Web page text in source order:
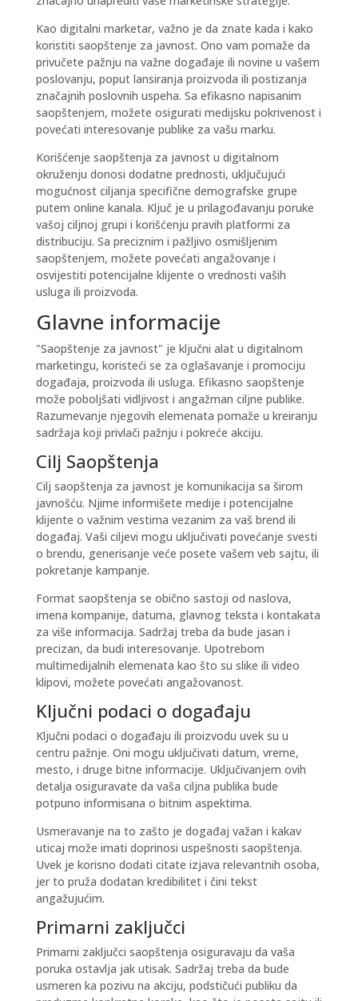
Kao digitalni marketar, važno je da znate kada i kako
koristiti saopštenje za javnost. Ono vam pomaže da
privučete pažnju na važne događaje ili novine u vašem
poslovanju, poput lansiranja proizvoda ili postizanja
značajnih poslovnih uspeha. Sa efikasno napisanim
saopštenjem, možete osigurati medijsku pokrivenost i
povećati interesovanje publike za vašu marku.
Korišćenje saopštenja za javnost u digitalnom
okruženju donosi dodatne prednosti, uključujući
mogućnost ciljanja specifične demografske grupe
putem online kanala. Ključ je u prilagođavanju poruke
vašoj ciljnoj grupi i korišćenju pravih platformi za
distribuciju. Sa preciznim i pažljivo osmišljenim
saopštenjem, možete povećati angažovanje i
osvijestiti potencijalne klijente o vrednosti vaših
usluga ili proizvoda.
Glavne informacije
"Saopštenje za javnost" je ključni alat u digitalnom
marketingu, koristeći se za oglašavanje i promociju
događaja, proizvoda ili usluga. Efikasno saopštenje
može poboljšati vidljivost i angažman ciljne publike.
Razumevanje njegovih elemenata pomaže u kreiranju
sadržaja koji privlači pažnju i pokreće akciju.
Cilj Saopštenja
Cilj saopštenja za javnost je komunikacija sa širom
javnošću. Njime informišete medije i potencijalne
klijente o važnim vestima vezanim za vaš brend ili
događaj. Vaši ciljevi mogu uključivati povećanje svesti
o brendu, generisanje veće posete vašem veb sajtu, ili
pokretanje kampanje.
Format saopštenja se obično sastoji od naslova,
imena kompanije, datuma, glavnog teksta i kontakata
za više informacija. Sadržaj treba da bude jasan i
precizan, da budi interesovanje. Upotrebom
multimedijalnih elemenata kao što su slike ili video
klipovi, možete povećati angažovanost.
Ključni podaci o događaju
Ključni podaci o događaju ili proizvodu uvek su u
centru pažnje. Oni mogu uključivati ​​datum, vreme,
mesto, i druge bitne informacije. Uključivanjem ovih
detalja osiguravate da vaša ciljna publika bude
potpuno informisana o bitnim aspektima.
Usmeravanje na to zašto je događaj važan i kakav
uticaj može imati doprinosi uspešnosti saopštenja.
Uvek je korisno dodati citate izjava relevantnih osoba,
jer to pruža dodatan kredibilitet i čini tekst
angažujućim.
Primarni zaključci
Primarni zaključci saopštenja osiguravaju da vaša
poruka ostavlja jak utisak. Sadržaj treba da bude
usmeren ka pozivu na akciju, podstičući publiku da